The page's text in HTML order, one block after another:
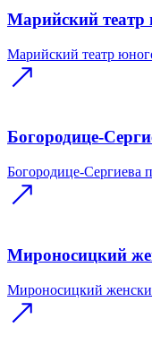
Марийский театр
Марийский театр
Богородице-
Богородице-Сергиева
Мироносицкий
Мироносицкий